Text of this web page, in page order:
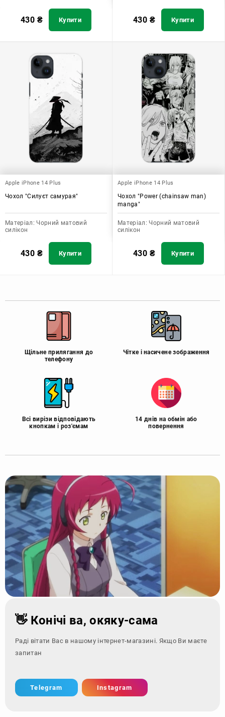
430 ₴ Купити 430 ₴ Купити
Apple iPhone 14 Plus
Чохол "Силуєт самурая"
Матеріал: Чорний матовий
силікон
430 ₴ Купити
Apple iPhone 14 Plus
Чохол "Power (chainsaw man)
manga"
Матеріал: Чорний матовий
силікон
430 ₴ Купити
Щільне прилягання до
телефону
Чітке і насичене зображення
Всі вирізи відповідають
кнопкам і роз'ємам
14 днів на обмін або
повернення
👋 Конічі ва, окяку-сама
Раді вітати Вас в нашому інтернет-магазині. Якщо Ви маєте
запитання - зверні
Telegram Instagram